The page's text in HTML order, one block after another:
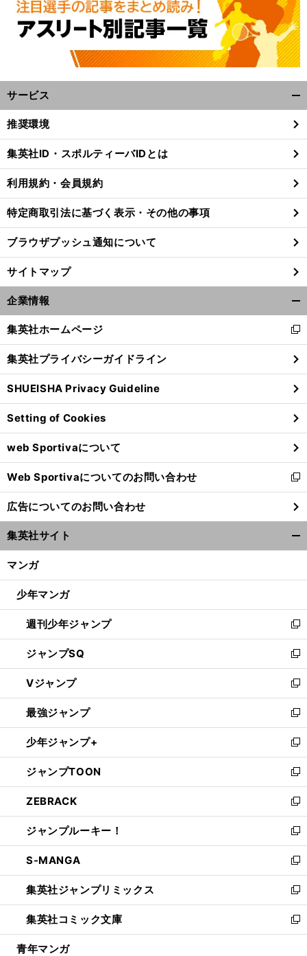
前
サービス
閉
る
推奨環境
集英社ID・スポルティーバIDとは
利用規約・会員規約
特定商取引法に基づく表示・その他の事項
ブラウザプッシュ通知について
サイトマップ
企業情報
閉
る
集英社ホームページ
新
し
い
ウ
ィ
ン
ド
ウ
で
開
く
集英社プライバシーガイドライン
SHUEISHA Privacy Guideline
Setting of Cookies
web Sportivaについて
Web Sportivaについてのお問い合わせ
新
し
い
ウ
ィ
ン
ウ
開
く
広告についてのお問い合わせ
集英社サイト
マンガ
少年マンガ
週刊少年ジャンプ
新
し
い
ウ
ィ
ン
ド
ウ
で
開
く
ジャンプSQ
新
し
い
ウ
ィ
ン
ド
ウ
で
開
く
Vジャンプ
新
し
い
ウ
ィ
ン
ド
ウ
で
開
く
最強ジャンプ
新
し
い
ウ
ィ
ン
ド
ウ
で
開
く
少年ジャンプ+
新
し
い
ウ
ィ
ン
ド
ウ
で
開
く
ジャンプTOON
新
し
い
ウ
ィ
ン
ド
ウ
で
開
く
ZEBRACK
新
し
い
ウ
ィ
ン
ド
ウ
で
開
ジャンプルーキー！
新
し
い
ウ
ィ
ン
ド
ウ
S-MANGA
新
し
い
ウ
ィ
ン
集英社ジャンプリミックス
新
し
い
ウ
集英社コミック文庫
新
し
青年マンガ